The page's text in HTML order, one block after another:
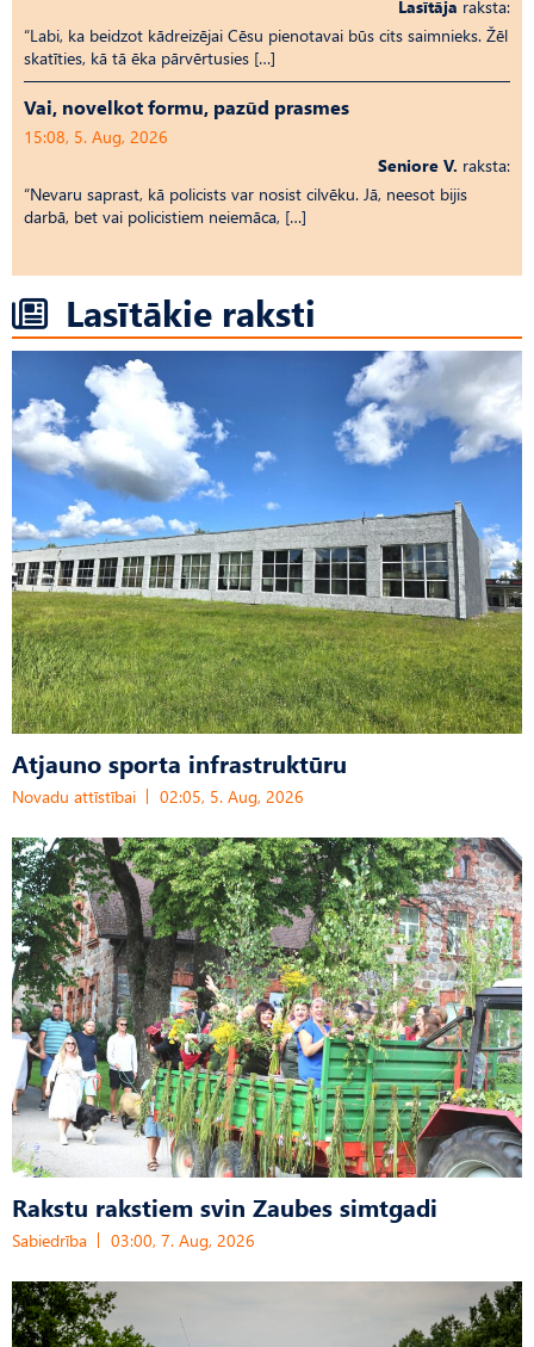
Lasītāja raksta:
“Labi, ka beidzot kādreizējai Cēsu pienotavai būs cits saimnieks. Žēl
skatīties, kā tā ēka pārvērtusies […]
Vai, novelkot formu, pazūd prasmes
15:08, 5. Aug, 2026
Seniore V. raksta:
“Nevaru saprast, kā policists var nosist cilvēku. Jā, neesot bijis
darbā, bet vai policistiem neiemāca, […]
Lasītākie raksti
Atjauno sporta infrastruktūru
Novadu attīstībai 02:05, 5. Aug, 2026
Rakstu rakstiem svin Zaubes simtgadi
Sabiedrība 03:00, 7. Aug, 2026